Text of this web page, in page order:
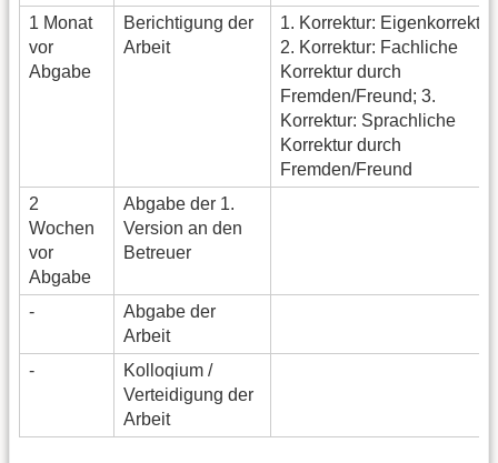
1 Monat
vor
Abgabe
Berichtigung der
Arbeit
1. Korrektur:
2. Korrektur: Fachliche
Korrektur durch
Fremden/Freund; 3.
Korrektur: Sprachliche
Korrektur durch
Fremden/Freund
2
Wochen
vor
Abgabe
Abgabe der 1.
Version an den
Betreuer
-
Abgabe der
Arbeit
-
Kolloqium /
Verteidigung der
Arbeit